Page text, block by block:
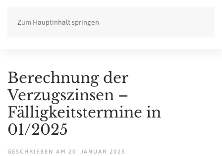
Zum Hauptinhalt springen
Berechnung der
Verzugszinsen –
Fälligkeitstermine in
01/2025
GESCHRIEBEN AM 20. JANUAR 2025 .